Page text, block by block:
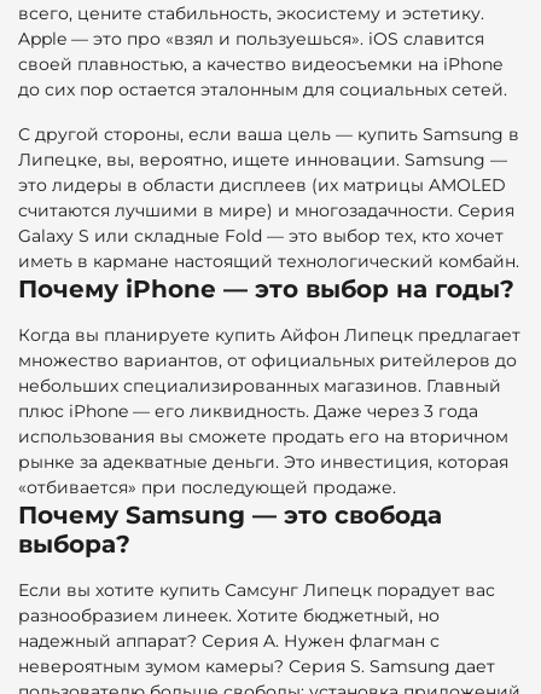
всего, цените стабильность, экосистему и эстетику.
Apple — это про «взял и пользуешься». iOS славится
своей плавностью, а качество видеосъемки на iPhone
до сих пор остается эталонным для социальных сетей.
С другой стороны, если ваша цель — купить Samsung в
Липецке, вы, вероятно, ищете инновации. Samsung —
это лидеры в области дисплеев (их матрицы AMOLED
считаются лучшими в мире) и многозадачности. Серия
Galaxy S или складные Fold — это выбор тех, кто хочет
иметь в кармане настоящий технологический комбайн.
Почему iPhone — это выбор на годы?
Когда вы планируете купить Айфон Липецк предлагает
множество вариантов, от официальных ритейлеров до
небольших специализированных магазинов. Главный
плюс iPhone — его ликвидность. Даже через 3 года
использования вы сможете продать его на вторичном
рынке за адекватные деньги. Это инвестиция, которая
«отбивается» при последующей продаже.
Почему Samsung — это свобода
выбора?
Если вы хотите купить Самсунг Липецк порадует вас
разнообразием линеек. Хотите бюджетный, но
надежный аппарат? Серия A. Нужен флагман с
невероятным зумом камеры? Серия S. Samsung дает